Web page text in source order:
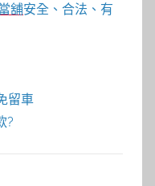
舖安全、合法、有
留車
?